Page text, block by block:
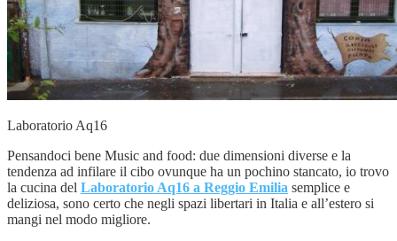
Laboratorio Aq16
Pensandoci bene Music and food: due dimensioni diverse e la
tendenza ad infilare il cibo ovunque ha un pochino stancato, io trovo
la cucina del Laboratorio Aq16 a Reggio Emilia semplice e
deliziosa, sono certo che negli spazi libertari in Italia e all’estero si
mangi nel modo migliore.